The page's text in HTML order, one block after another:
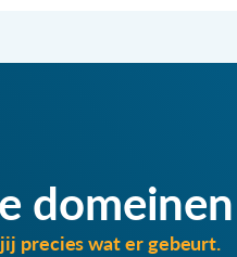
domeinen
precies wat er gebeurt.